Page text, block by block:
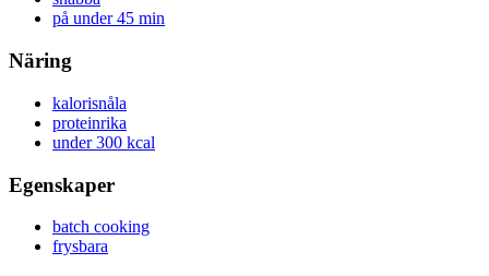
på under 45 min
Näring
kalorisnåla
proteinrika
under 300 kcal
Egenskaper
batch cooking
frysbara